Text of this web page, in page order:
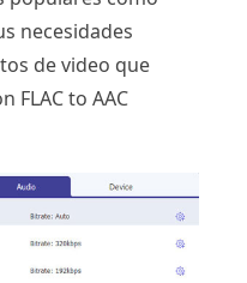
necesidades
de video que
FLAC to AAC